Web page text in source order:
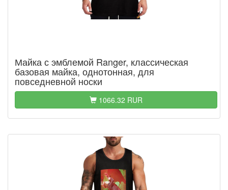
Майка с эмблемой Ranger, классическая
базовая майка, однотонная, для
повседневной носки
1066.32 RUR